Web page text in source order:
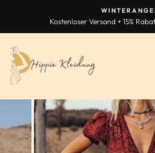
springen
Kostenloser Versand + 15%